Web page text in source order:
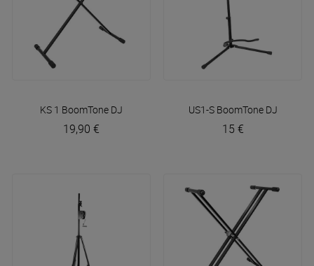
KS 1 BoomTone DJ
19,90 €
US1-S BoomTone DJ
15 €